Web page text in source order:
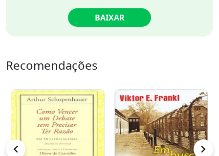
BAIXAR
Recomendações